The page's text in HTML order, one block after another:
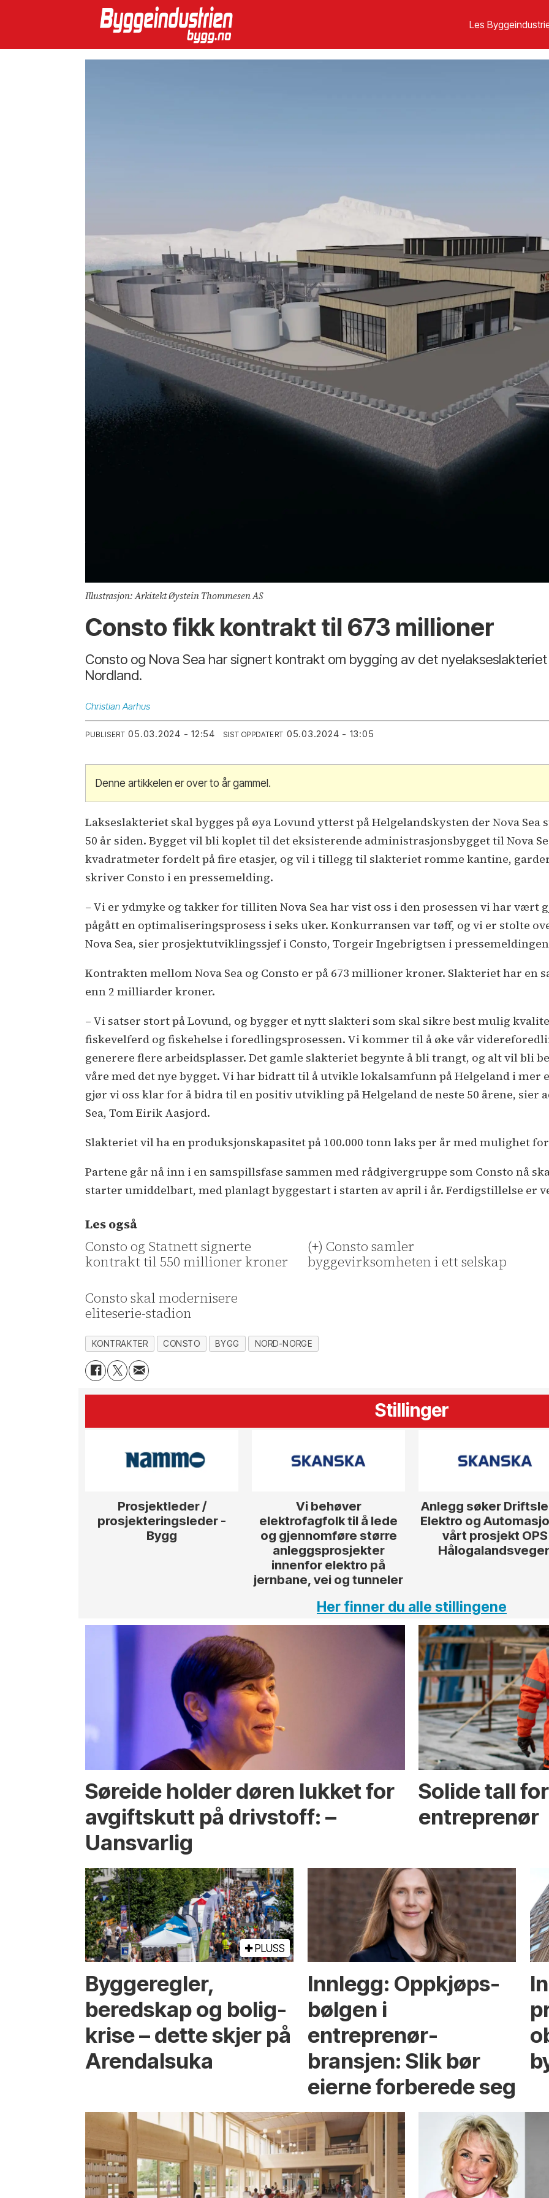
Les
Illustrasjon: Arkitekt Øystein Thommesen AS
Consto fikk kontrakt til 673 millioner
Consto og Nova Sea har signert kontrakt om bygging av det
Nordland.
Christian Aarhus
PUBLISERT 05.03.2024 - 12:54 SIST OPPDATERT 05.03.2024 - 13:05
Denne artikkelen er over to år gammel.
Lakseslakteriet skal bygges på øya Lovund ytterst på Helgelandskysten der Nova
50 år siden. Bygget vil bli koplet til det eksisterende administrasjonsbygget til Nova
kvadratmeter fordelt på fire etasjer, og vil i tillegg til slakteriet romme kantine,
skriver Consto i en pressemelding.
– Vi er ydmyke og takker for tilliten Nova Sea har vist oss i den prosessen vi har vært
pågått en optimaliseringsprosess i seks uker. Konkurransen var tøff, og vi er stolte
Nova Sea, sier prosjektutviklingssjef i Consto, Torgeir Ingebrigtsen i
Kontrakten mellom Nova Sea og Consto er på 673 millioner kroner. Slakteriet har en
enn 2 milliarder kroner.
– Vi satser stort på Lovund, og bygger et nytt slakteri som skal sikre best mulig
fiskevelferd og fiskehelse i foredlingsprosessen. Vi kommer til å øke vår
generere flere arbeidsplasser. Det gamle slakteriet begynte å bli trangt, og alt vil bli
våre med det nye bygget. Vi har bidratt til å utvikle lokalsamfunn på Helgeland i mer
gjør vi oss klar for å bidra til en positiv utvikling på Helgeland de neste 50 årene,
Sea, Tom Eirik Aasjord.
Slakteriet vil ha en produksjonskapasitet på 100.000 tonn laks per år med mulighet
Partene går nå inn i en samspillsfase sammen med rådgivergruppe som Consto nå
starter umiddelbart, med planlagt byggestart i starten av april i år. Ferdigstillelse er
Les også
Consto og Statnett signerte
kontrakt til 550 millioner kroner
(+) Consto samler
byggevirksomheten i ett selskap
Consto skal modernisere
eliteserie-stadion
KONTRAKTER CONSTO BYGG NORD-NORGE
Stillinger
Prosjektleder /
prosjekteringsleder -
Bygg
Vi behøver
elektrofagfolk til å lede
og gjennomføre større
anleggsprosjekter
innenfor elektro på
jernbane, vei og tunneler
Anlegg søker
Elektro og
vårt prosjekt OPS
Her finner du alle stillingene
Søreide holder døren lukket for
avgiftskutt på drivstoff: –
Uansvarlig
Solide tall
entreprenør
PLUSS
Bygge­regler,
beredskap og bolig­
krise – dette skjer på
Arendals­uka
Innlegg: Oppkjøps­
bølgen i
entreprenør­
bransjen: Slik bør
eierne forberede seg